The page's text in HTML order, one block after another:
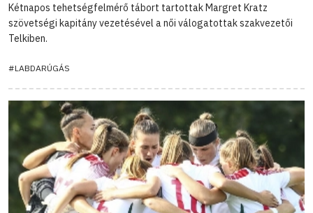
Kétnapos tehetségfelmérő tábort tartottak Margret Kratz
szövetségi kapitány vezetésével a női válogatottak szakvezetői
Telkiben.
#LABDARÚGÁS